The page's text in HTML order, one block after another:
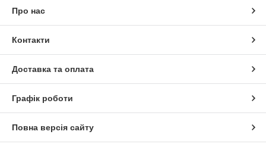
Про нас
Контакти
Доставка та оплата
Графік роботи
Повна версія сайту